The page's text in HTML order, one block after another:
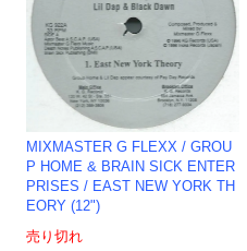
MIXMASTER G FLEXX / GROU
P HOME & BRAIN SICK ENTER
PRISES / EAST NEW YORK TH
EORY (12")
売り切れ